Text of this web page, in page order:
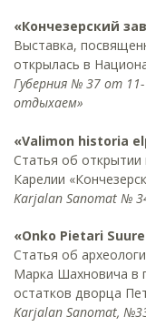
«Кончезерский
Выставка,
открылась в
Губерния № 37 от 11-
отдыхаем»
«Valimon historia
Статья об открытии
Карелии
Karjalan Sanomat №
«Onko Pietari
Статья об
Марка Шахновича в
остатков дворца
Karjalan Sanomat,